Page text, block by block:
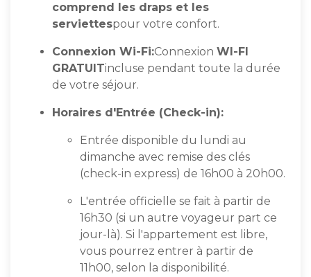
comprend les draps et les
serviettespour votre confort.
Connexion Wi-Fi:Connexion WI-FI
GRATUITincluse pendant toute la durée
de votre séjour.
Horaires d'Entrée (Check-in):
Entrée disponible du lundi au
dimanche avec remise des clés
(check-in express) de 16h00 à 20h00.
L'entrée officielle se fait à partir de
16h30 (si un autre voyageur part ce
jour-là). Si l'appartement est libre,
vous pourrez entrer à partir de
11h00, selon la disponibilité.